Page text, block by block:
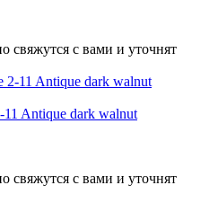
свяжутся с вами и уточнят
11 Antique dark walnut
свяжутся с вами и уточнят